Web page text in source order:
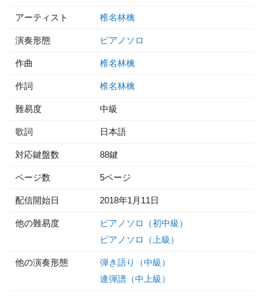
アーティスト 椎名林檎
演奏形態 ピアノソロ
作曲 椎名林檎
作詞 椎名林檎
難易度 中級
歌詞 日本語
対応鍵盤数 88鍵
ページ数 5ページ
配信開始日 2018年1月11日
他の難易度
ピアノソロ（初中級）
ピアノソロ（上級）
他の演奏形態
弾き語り（中級）
連弾譜（中上級）